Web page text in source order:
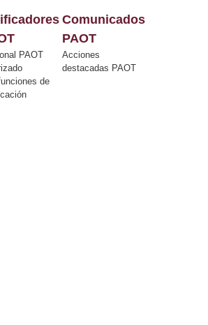
PAOT
de
Comunicados
PAOT
Acciones
destacadas PAOT